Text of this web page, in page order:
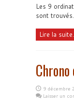
Les 9
sont
Lire la
9 décembre
Laisser un